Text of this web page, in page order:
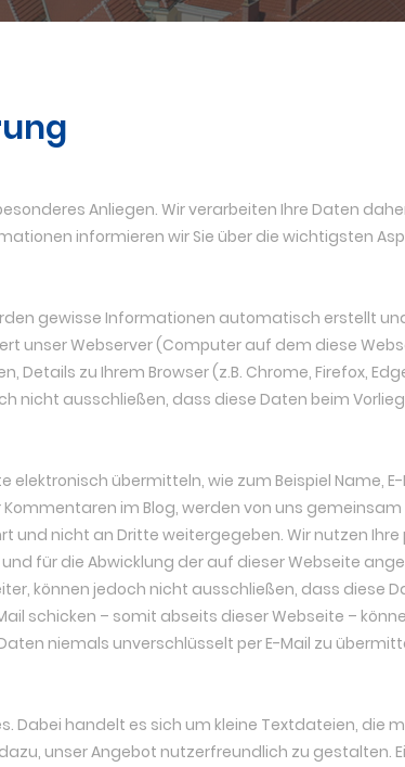
Anliegen. Wir verarbeiten Ihre Daten
informieren wir Sie über die wichtigsten
gewisse Informationen automatisch erstellt
unser Webserver (Computer auf dem diese
Details zu Ihrem Browser (z.B. Chrome, Firefox,
nicht ausschließen, dass diese Daten beim
elektronisch übermitteln, wie zum Beispiel Name,
im Blog, werden von uns
und nicht an Dritte weitergegeben. Wir nutzen
für die Abwicklung der auf dieser Webseite
können jedoch nicht ausschließen, dass diese
schicken – somit abseits dieser Webseite –
niemals unverschlüsselt per E-Mail zu
Dabei handelt es sich um kleine Textdateien, die
unser Angebot nutzerfreundlich zu gestalten.